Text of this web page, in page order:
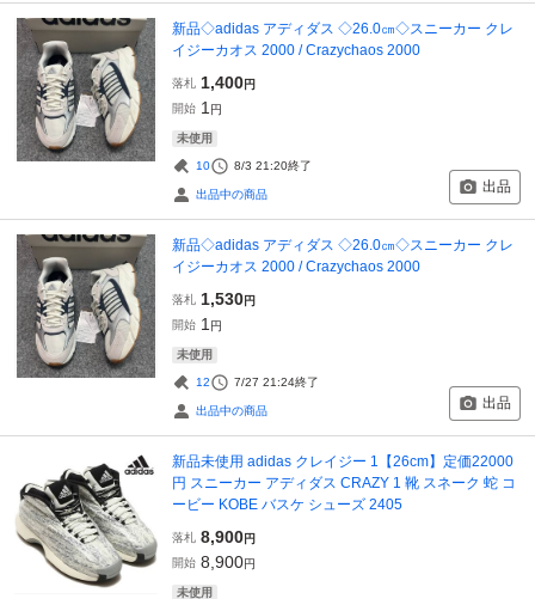
新品◇adidas アディダス ◇26.0㎝◇スニーカー クレ
イジーカオス 2000 / Crazychaos 2000
落札 1,400円
開始 1 円
未使用
10 8/3 21:20終了
出品中の商品 出品
新品◇adidas アディダス ◇26.0㎝◇スニーカー クレ
イジーカオス 2000 / Crazychaos 2000
落札 1,530円
開始 1 円
未使用
12 7/27 21:24終了
出品中の商品 出品
新品未使用 adidas クレイジー 1【26cm】定価22000
円 スニーカー アディダス CRAZY 1 靴 スネーク 蛇 コ
ービー KOBE バスケ シューズ 2405
落札 8,900円
開始 8,900円
未使用